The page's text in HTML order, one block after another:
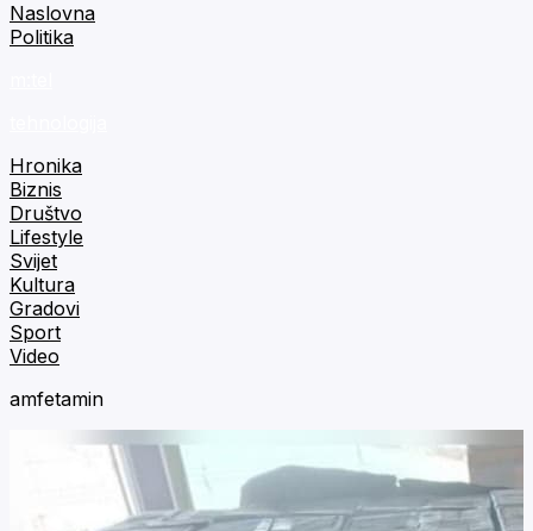
Naslovna
Politika
Hronika
Biznis
Društvo
Lifestyle
Svijet
Kultura
Gradovi
Sport
Video
amfetamin